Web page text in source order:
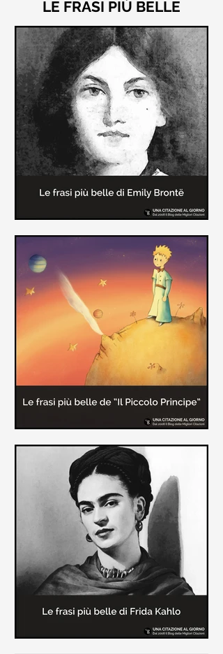
LE FRASI PIÙ BELLE
Le frasi più belle di "Cime
Tempestose" di Emily Brontë
"Cime Tempestose" rimane l'unico
romanzo scritto da Emily Brontë
causa la tubercolosi che le tolse la
vita ad appena 30 anni (...)
Le frasi più belle de "Il piccolo
principe" di Antoine de Saint-
Exupèry
Raccolta delle frasi più belle del
Piccolo Principe che trasmettono il
messaggio più significativo: le cose
più importanti della vita (...)